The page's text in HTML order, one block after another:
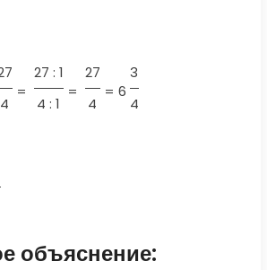
4
=
27 : 1
4 : 1
=
27
4
= 6
3
4
объяснение: